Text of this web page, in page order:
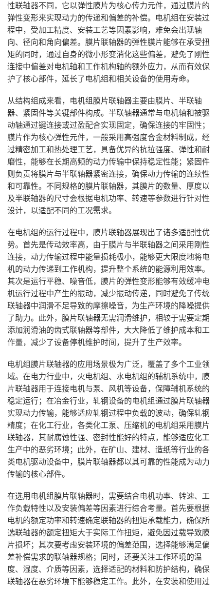
性联轴器不同，它以弹性膜片为核心传力元件，通过膜片的
弹性变形来实现动力的传递和偏差的补偿。电机组在安装过
程中，受加工精度、安装工艺等因素影响，难免会出现轴
向、径向和角向偏差。膜片联轴器的弹性膜片能够在承受扭
矩的同时，通过自身的微小形变消化这些偏差，避免了刚性
连接中偏差对电机轴和工作机构轴的额外应力，从而有效保
护了核心部件，延长了电机组和相关设备的使用寿命。
从结构组成来看，电机组膜片联轴器主要由膜片、半联轴
器、紧固件等关键部件构成。半联轴器通常与电机轴和被驱
动轴通过键连接或过盈配合实现固定，确保连接的牢固性；
膜片作为核心弹性元件，一般采用高强度合金材料制成，经
过精密加工和热处理工艺，具备优异的抗拉强度、弹性和耐
磨性，能够在长期高频的动力传输中保持稳定性能；紧固件
则负责将膜片与半联轴器紧密连接，确保动力传输的连续性
和可靠性。不同规格的膜片联轴器，其膜片的数量、厚度以
及半联轴器的尺寸会根据电机功率、转速等参数进行针对性
设计，以适配不同的工况需求。
在电机组的运行过程中，膜片联轴器展现出了诸多适配性优
势。首先是传动效率高，由于膜片与半联轴器之间采用刚性
连接，动力传输过程中能量损耗极小，能够更大限度地将电
机的动力传递到工作机构，提升整个系统的能源利用效率。
其次是运行平稳、噪音低，膜片的弹性变形能够有效缓冲电
机运行过程中产生的振动，减少振动传递，同时避免了传统
联轴器中润滑不足导致的摩擦噪音，为生产环境的降噪提供
了助力。此外，膜片联轴器无需润滑维护，相较于需要定期
添加润滑油的齿式联轴器等部件，大大降低了维护成本和工
作量，减少了设备停机维护时间，提升了生产效率。
电机组膜片联轴器的应用场景极为广泛，覆盖了多个工业领
域。在电力行业中，火电机组、水电机组的辅机系统中，膜
片联轴器用于连接电机与泵、风机等设备，保障辅机系统的
稳定运行；在冶金行业，轧钢设备的电机组通过膜片联轴器
实现动力传输，能够适应轧钢过程中负载的波动，确保轧钢
精度；在化工行业，各类化工泵、压缩机的电机组采用膜片
联轴器，其耐腐蚀性强、密封性能好的特点，能够适应化工
生产中的恶劣环境；此外，在矿山、建材、造纸等行业的各
类电机驱动设备中，膜片联轴器都以其可靠的性能成为动力
传输的核心部件。
在选用电机组膜片联轴器时，需要结合电机功率、转速、工
作负载特性以及安装偏差等因素进行综合考量。首先要根据
电机的额定功率和转速确定联轴器的扭矩承载能力，确保所
选联轴器的额定扭矩大于实际工作扭矩，避免因过载导致膜
片损坏；其次要考虑安装环境的偏差范围，选择能够满足偏
差补偿需求的联轴器规格；同时，还要关注工作环境的温
度、湿度、介质等因素，选择适配的材料和防护结构，确保
联轴器在恶劣环境下能够稳定工作。此外，在安装和使用过